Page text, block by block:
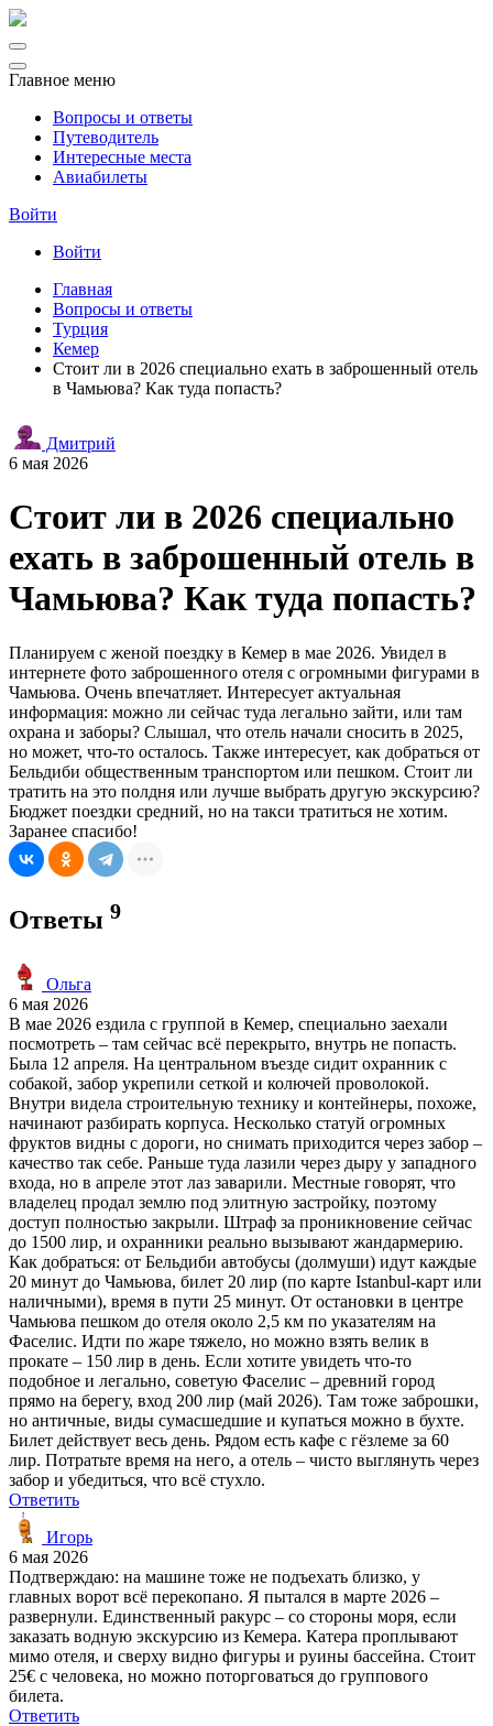
Главное меню
Вопросы и ответы
Путеводитель
Интересные места
Авиабилеты
Войти
Войти
Главная
Вопросы и ответы
Турция
Кемер
Стоит ли в 2026 специально ехать в заброшенный отель
в Чамьюва? Как туда попасть?
Дмитрий
6 мая 2026
Стоит ли в 2026 специально
ехать в заброшенный отель в
Чамьюва? Как туда попасть?
Планируем с женой поездку в Кемер в мае 2026. Увидел в
интернете фото заброшенного отеля с огромными фигурами в
Чамьюва. Очень впечатляет. Интересует актуальная
информация: можно ли сейчас туда легально зайти, или там
охрана и заборы? Слышал, что отель начали сносить в 2025,
но может, что-то осталось. Также интересует, как добраться от
Бельдиби общественным транспортом или пешком. Стоит ли
тратить на это полдня или лучше выбрать другую экскурсию?
Бюджет поездки средний, но на такси тратиться не хотим.
Заранее спасибо!
Ответы 9
Ольга
6 мая 2026
В мае 2026 ездила с группой в Кемер, специально заехали
посмотреть – там сейчас всё перекрыто, внутрь не попасть.
Была 12 апреля. На центральном въезде сидит охранник с
собакой, забор укрепили сеткой и колючей проволокой.
Внутри видела строительную технику и контейнеры, похоже,
начинают разбирать корпуса. Несколько статуй огромных
фруктов видны с дороги, но снимать приходится через забор –
качество так себе. Раньше туда лазили через дыру у западного
входа, но в апреле этот лаз заварили. Местные говорят, что
владелец продал землю под элитную застройку, поэтому
доступ полностью закрыли. Штраф за проникновение сейчас
до 1500 лир, и охранники реально вызывают жандармерию.
Как добраться: от Бельдиби автобусы (долмуши) идут каждые
20 минут до Чамьюва, билет 20 лир (по карте Istanbul-карт или
наличными), время в пути 25 минут. От остановки в центре
Чамьюва пешком до отеля около 2,5 км по указателям на
Фаселис. Идти по жаре тяжело, но можно взять велик в
прокате – 150 лир в день. Если хотите увидеть что-то
подобное и легально, советую Фаселис – древний город
прямо на берегу, вход 200 лир (май 2026). Там тоже заброшки,
но античные, виды сумасшедшие и купаться можно в бухте.
Билет действует весь день. Рядом есть кафе с гёзлеме за 60
лир. Потратьте время на него, а отель – чисто выглянуть через
забор и убедиться, что всё стухло.
Ответить
Игорь
6 мая 2026
Подтверждаю: на машине тоже не подъехать близко, у
главных ворот всё перекопано. Я пытался в марте 2026 –
развернули. Единственный ракурс – со стороны моря, если
заказать водную экскурсию из Кемера. Катера проплывают
мимо отеля, и сверху видно фигуры и руины бассейна. Стоит
25€ с человека, но можно поторговаться до группового
билета.
Ответить